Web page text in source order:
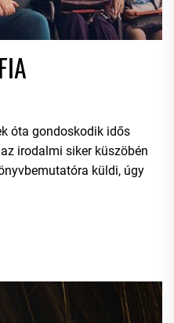
óta gondoskodik idős
irodalmi siker küszöbén
küldi, úgy